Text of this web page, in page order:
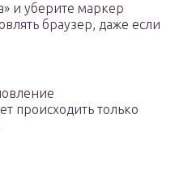
и уберите маркер
браузер, даже если
происходить только